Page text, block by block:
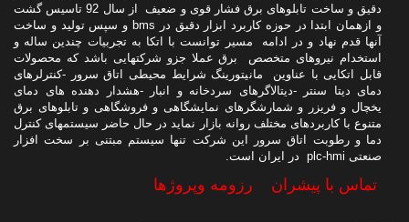
دقیق و ساخت تابلوهای برق فشار قوی و ضعیف از سال 92 تاسیس گشت
و ازهمان ابتدا در حوزه کاربرد ابزار دقیق در bms و سپس تولید و ساخت
آنها قدم نهاد و در ادامه مسیر توانست با اتکا به تجربیات چندین ساله و
استخدام نیروهای متخصص برق عملا جزو شرکتهایی باشد که محصولات
قابل اتکایی با عناوین مانیتورینگ شرایط محیطی اتاق سرور -کنترلرهای
دمای دیتا سنتر -دیتالاگرهای سردخانه و انبار -هشدار دهنده های دمای
یخچال و فریزر و شمارشگرهای نمایشگاهی و فروشگاهی و تابلوهای برق
متنوع با کاربردهای مختلف روانه بازار نماید در حال حاضر سیستمهای کنترل
دما و رطوبت اتاق سرور این شرکت تنها سیستم مبتنی بر سخت افزار
صنعتی plc-hmi در ایران است.
تماس با پیشران رزومه وپروژها